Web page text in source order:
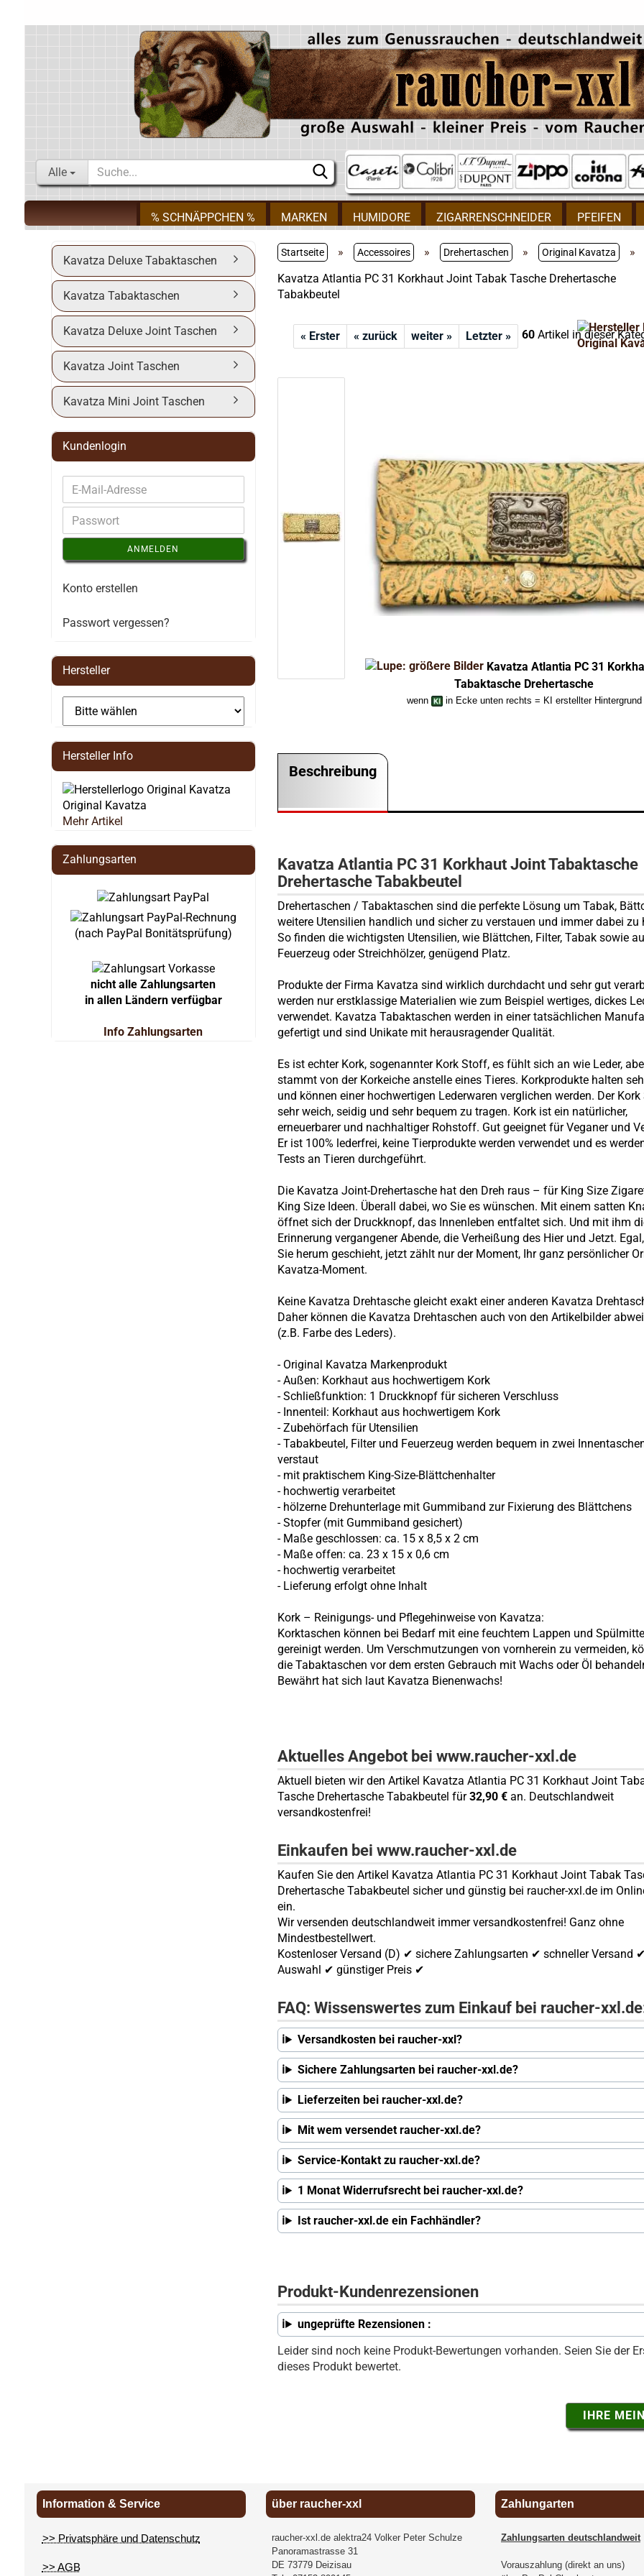
Alle
% SCHNÄPPCHEN % MARKEN HUMIDORE ZIGARRENSCHNEIDER PFEIFEN
Startseite » Accessoires » Drehertaschen » Original Kavatza
»
Kavatza Atlantia PC 31 Korkhaut Joint Tabak Tasche Drehertasche
Tabakbeutel
« Erster « zurück weiter » Letzter » 60 Artikel in dieser
Kavatza Atlantia PC 31
Tabaktasche Drehertasche
wenn in Ecke unten rechts = KI erstellter Hintergrund
Beschreibung
Kavatza Atlantia PC 31 Korkhaut Joint Tabaktasche
Drehertasche Tabakbeutel
Drehertaschen / Tabaktaschen sind die perfekte Lösung um Tabak,
weitere Utensilien handlich und sicher zu verstauen und immer dabei zu
So finden die wichtigsten Utensilien, wie Blättchen, Filter, Tabak sowie
Feuerzeug oder Streichhölzer, genügend Platz.
Produkte der Firma Kavatza sind wirklich durchdacht und sehr gut
werden nur erstklassige Materialien wie zum Beispiel wertiges, dickes
verwendet. Kavatza Tabaktaschen werden in einer tatsächlichen
gefertigt und sind Unikate mit herausragender Qualität.
Es ist echter Kork, sogenannter Kork Stoff, es fühlt sich an wie Leder,
stammt von der Korkeiche anstelle eines Tieres. Korkprodukte halten
und können einer hochwertigen Lederwaren verglichen werden. Der
sehr weich, seidig und sehr bequem zu tragen. Kork ist ein natürlicher,
erneuerbarer und nachhaltiger Rohstoff. Gut geeignet für Veganer und
Er ist 100% lederfrei, keine Tierprodukte werden verwendet und es
Tests an Tieren durchgeführt.
Die Kavatza Joint-Drehertasche hat den Dreh raus – für King Size
King Size Ideen. Überall dabei, wo Sie es wünschen. Mit einem satten
öffnet sich der Druckknopf, das Innenleben entfaltet sich. Und mit ihm
Erinnerung vergangener Abende, die Verheißung des Hier und Jetzt.
Sie herum geschieht, jetzt zählt nur der Moment, Ihr ganz persönlicher
Kavatza-Moment.
Keine Kavatza Drehtasche gleicht exakt einer anderen Kavatza
Daher können die Kavatza Drehtaschen auch von den Artikelbilder
(z.B. Farbe des Leders).
- Original Kavatza Markenprodukt
- Außen: Korkhaut aus hochwertigem Kork
- Schließfunktion: 1 Druckknopf für sicheren Verschluss
- Innenteil: Korkhaut aus hochwertigem Kork
- Zubehörfach für Utensilien
- Tabakbeutel, Filter und Feuerzeug werden bequem in zwei
verstaut
- mit praktischem King-Size-Blättchenhalter
- hochwertig verarbeitet
- hölzerne Drehunterlage mit Gummiband zur Fixierung des Blättchens
- Stopfer (mit Gummiband gesichert)
- Maße geschlossen: ca. 15 x 8,5 x 2 cm
- Maße offen: ca. 23 x 15 x 0,6 cm
- hochwertig verarbeitet
- Lieferung erfolgt ohne Inhalt
Kork – Reinigungs- und Pflegehinweise von Kavatza:
Korktaschen können bei Bedarf mit eine feuchtem Lappen und
gereinigt werden. Um Verschmutzungen von vornherein zu vermeiden,
die Tabaktaschen vor dem ersten Gebrauch mit Wachs oder Öl
Bewährt hat sich laut Kavatza Bienenwachs!
Aktuelles Angebot bei www.raucher-xxl.de
Aktuell bieten wir den Artikel Kavatza Atlantia PC 31 Korkhaut Joint
Tasche Drehertasche Tabakbeutel für32,90 € an. Deutschlandweit
versandkostenfrei!
Einkaufen bei www.raucher-xxl.de
Kaufen Sie den Artikel Kavatza Atlantia PC 31 Korkhaut Joint Tabak
Drehertasche Tabakbeutel sicher und günstig bei raucher-xxl.de im
ein.
Wir versenden deutschlandweit immer versandkostenfrei! Ganz ohne
Mindestbestellwert.
Kostenloser Versand (D) ✔ sichere Zahlungsarten ✔ schneller Versand
Auswahl ✔ günstiger Preis ✔
FAQ: Wissenswertes zum Einkauf bei raucher-
Versandkosten bei raucher-xxl?
Sichere Zahlungsarten bei raucher-xxl.de?
Lieferzeiten bei raucher-xxl.de?
Mit wem versendet raucher-xxl.de?
Service-Kontakt zu raucher-xxl.de?
1 Monat Widerrufsrecht bei raucher-xxl.de?
Ist raucher-xxl.de ein Fachhändler?
Produkt-Kundenrezensionen
ungeprüfte Rezensionen :
Leider sind noch keine Produkt-Bewertungen vorhanden. Seien Sie der
dieses Produkt bewertet.
IHRE
Kavatza Deluxe Tabaktaschen
Kavatza Tabaktaschen
Kavatza Deluxe Joint Taschen
Kavatza Joint Taschen
Kavatza Mini Joint Taschen
Kundenlogin
ANMELDEN
Konto erstellen
Passwort vergessen?
Hersteller
Hersteller Info
Original Kavatza
Mehr Artikel
Zahlungsarten
(nach PayPal Bonitätsprüfung)
nicht alle Zahlungsarten
in allen Ländern verfügbar
Info Zahlungsarten
Information & Service
>> Privatsphäre und Datenschutz
>> AGB
über raucher-xxl
raucher-xxl.de alektra24 Volker Peter Schulze
Panoramastrasse 31
DE 73779 Deizisau
Zahlungarten
Zahlungsarten deutschlandweit
Vorauszahlung (direkt an uns)